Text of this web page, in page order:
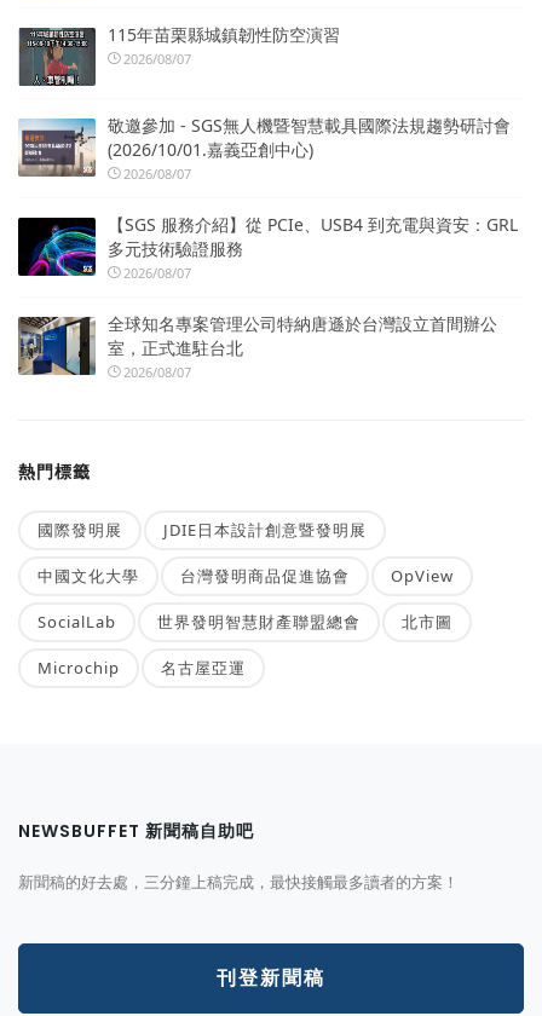
115年苗栗縣城鎮韌性防空演習
2026/08/07
敬邀參加 - SGS無人機暨智慧載具國際法規趨勢研討會
(2026/10/01.嘉義亞創中心)
2026/08/07
【SGS 服務介紹】從 PCIe、USB4 到充電與資安：GRL
多元技術驗證服務
2026/08/07
全球知名專案管理公司特納唐遜於台灣設立首間辦公
室，正式進駐台北
2026/08/07
熱門標籤
國際發明展 JDIE日本設計創意暨發明展
中國文化大學 台灣發明商品促進協會 OpView
SocialLab 世界發明智慧財產聯盟總會 北市圖
Microchip 名古屋亞運
NEWSBUFFET 新聞稿自助吧
新聞稿的好去處，三分鐘上稿完成，最快接觸最多讀者的方案！
刊登新聞稿